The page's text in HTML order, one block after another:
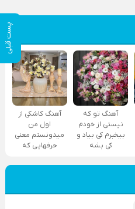
پست قبلی
آهنگ تو که
نیستی از خودم
بیخبرم کی بیاد و
کی بشه
آهنگ کاشکی از
اول من
میدونستم معنی
حرفهایی که